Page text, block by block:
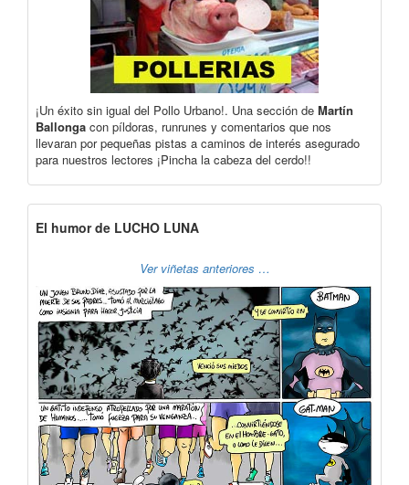
¡Un éxito sin igual del Pollo Urbano!. Una sección de Martín
Ballonga con píldoras, runrunes y comentarios que nos
llevaran por pequeñas pistas a caminos de interés asegurado
para nuestros lectores ¡Pincha la cabeza del cerdo!!
El humor de LUCHO LUNA
Ver viñetas anteriores …